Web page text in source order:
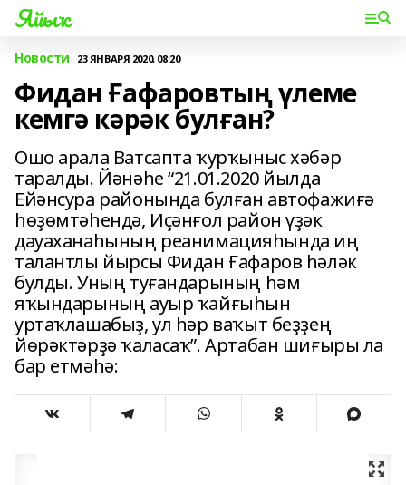
Яйыҡ
Новости 23 ЯНВАРЯ 2020, 08:20
Фидан Ғафаровтың үлеме
кемгә кәрәк булған?
Ошо арала Ватсапта ҡурҡыныс хәбәр
таралды. Йәнәһе “21.01.2020 йылда
Ейәнсура районында булған автофажиғә
һөҙөмтәһендә, Иҫәнғол район үҙәк
дауаханаһының реанимацияһында иң
талантлы йырсы Фидан Ғафаров һәләк
булды. Уның туғандарының һәм
яҡындарының ауыр ҡайғыһын
уртаҡлашабыҙ, ул һәр ваҡыт беҙҙең
йөрәктәрҙә ҡаласаҡ”. Артабан шиғыры ла
бар етмәһә: